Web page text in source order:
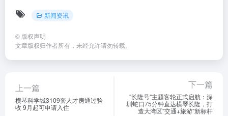
新闻资讯
© 版权声明
文章版权归作者所有，未经允许请勿转载。
上一篇
横琴科学城3109套人才房通过验
收 9月起可申请入住
下一篇
"长隆号"主题客轮正式启航：深
圳蛇口75分钟直达横琴长隆，打
造大湾区"交通+旅游"新标杆